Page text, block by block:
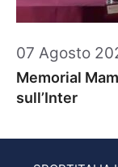
07 Agosto
Memorial
sull’Inter